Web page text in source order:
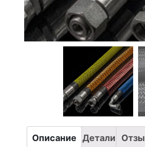
Описание Детали